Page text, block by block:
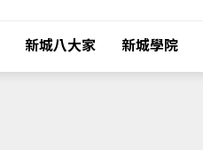
新城八大家 新城學院